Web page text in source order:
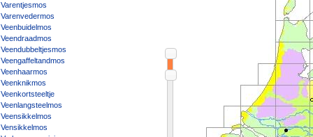
Varentjesmos
Varenvedermos
Veenbuidelmos
Veendraadmos
Veendubbeltjesmos
Veengaffeltandmos
Veenhaarmos
Veenknikmos
Veenkortsteeltje
Veenlangsteelmos
Veensikkelmos
Vensikkelmos